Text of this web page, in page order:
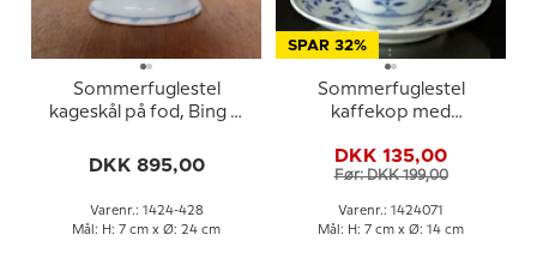
Sommerfuglestel
kageskål på fod, Bing &
eller 428
DKK 895,00
Varenr.: 1424-428
Mål: H: 7 cm x Ø: 24 cm
SPAR 32%
Sommerfuglestel
kaffekop med
Grøndahl nr. 102 eller 071
DKK 135,00
Før: DKK 199,00
Varenr.: 1424071
Mål: H: 7 cm x Ø: 14 cm